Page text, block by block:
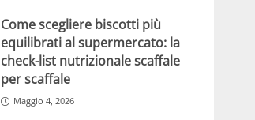
Come scegliere biscotti più
equilibrati al supermercato: la
check-list nutrizionale scaffale
per scaffale
Maggio 4, 2026